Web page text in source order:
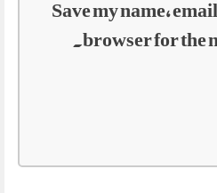
Save my name,
browser for the